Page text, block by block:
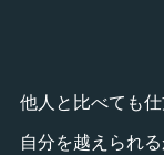
他人と比べても仕
自分を越えられ